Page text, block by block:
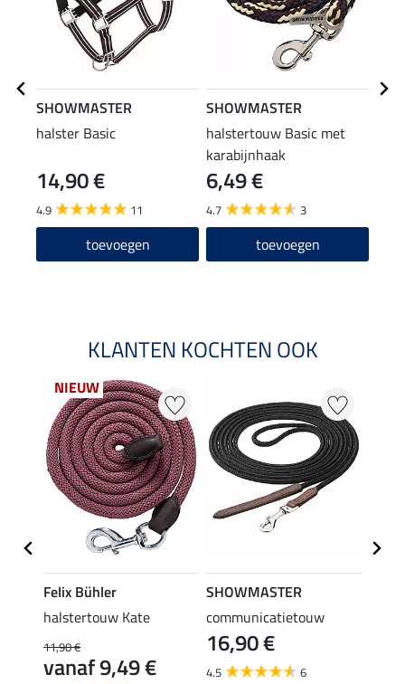
SHOWMASTER
halster Basic
14,90 €
4.9 11
toevoegen
SHOWMASTER
halstertouw Basic met
karabijnhaak
6,49 €
4.7 3
toevoegen
KLANTEN KOCHTEN OOK
NIEUW
Felix Bühler
halstertouw Kate
11,90 €
vanaf 9,49 €
SHOWMASTER
communicatietouw
16,90 €
4.5 6